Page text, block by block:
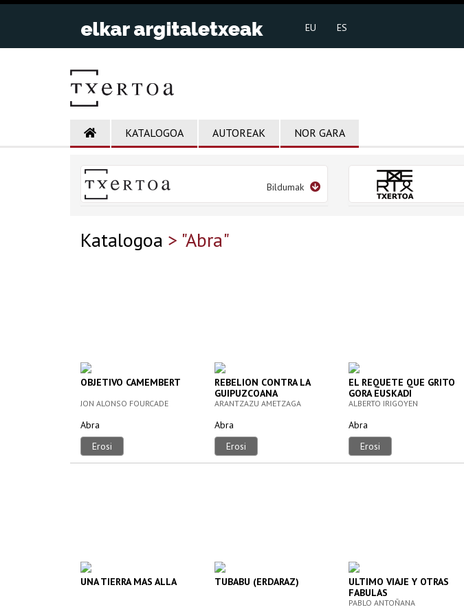
EU ES
KATALOGOA AUTOREAK NOR GARA
Bildumak
Katalogoa > "Abra"
OBJETIVO CAMEMBERT
JON ALONSO FOURCADE
Abra
Erosi
REBELION CONTRA LA
GUIPUZCOANA
ARANTZAZU AMETZAGA
Abra
Erosi
EL REQUETE QUE GRITO
GORA EUSKADI
ALBERTO IRIGOYEN
Abra
Erosi
UNA TIERRA MAS ALLA TUBABU (ERDARAZ)
ULTIMO VIAJE Y OTRAS
FABULAS
PABLO ANTOÑANA